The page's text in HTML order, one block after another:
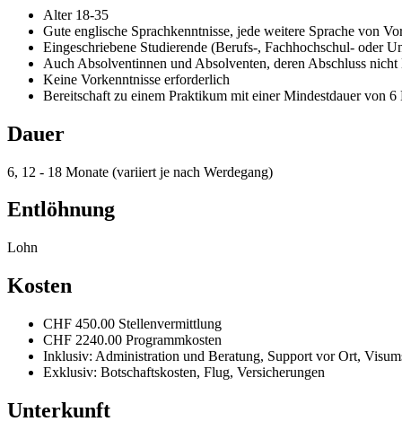
Alter 18-35
Gute englische Sprachkenntnisse, jede weitere Sprache von
Eingeschriebene Studierende (Berufs-, Fachhochschul- oder
Auch Absolventinnen und Absolventen, deren Abschluss
Keine Vorkenntnisse erforderlich
Bereitschaft zu einem Praktikum mit einer Mindestdauer von 6
Dauer
6, 12 - 18 Monate (variiert je nach Werdegang)
Entlöhnung
Lohn
Kosten
CHF 450.00 Stellenvermittlung
CHF 2240.00 Programmkosten
Inklusiv: Administration und Beratung, Support vor Ort,
Exklusiv: Botschaftskosten, Flug, Versicherungen
Unterkunft